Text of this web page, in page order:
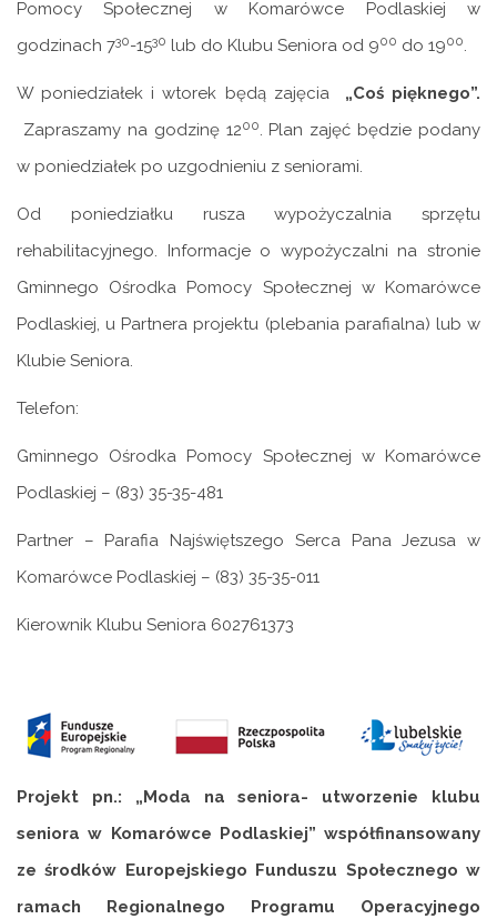
Pomocy Społecznej w Komarówce Podlaskiej w
godzinach 730-1530 lub do Klubu Seniora od 900 do 1900.
W poniedziałek i wtorek będą zajęcia „Coś pięknego”.
Zapraszamy na godzinę 1200. Plan zajęć będzie podany
w poniedziałek po uzgodnieniu z seniorami.
Od poniedziałku rusza wypożyczalnia sprzętu
rehabilitacyjnego. Informacje o wypożyczalni na stronie
Gminnego Ośrodka Pomocy Społecznej w Komarówce
Podlaskiej, u Partnera projektu (plebania parafialna) lub w
Klubie Seniora.
Telefon:
Gminnego Ośrodka Pomocy Społecznej w Komarówce
Podlaskiej – (83) 35-35-481
Partner – Parafia Najświętszego Serca Pana Jezusa w
Komarówce Podlaskiej – (83) 35-35-011
Kierownik Klubu Seniora 602761373
Projekt pn.: „Moda na seniora- utworzenie klubu
seniora w Komarówce Podlaskiej” współfinansowany
ze środków Europejskiego Funduszu Społecznego w
ramach Regionalnego Programu Operacyjnego